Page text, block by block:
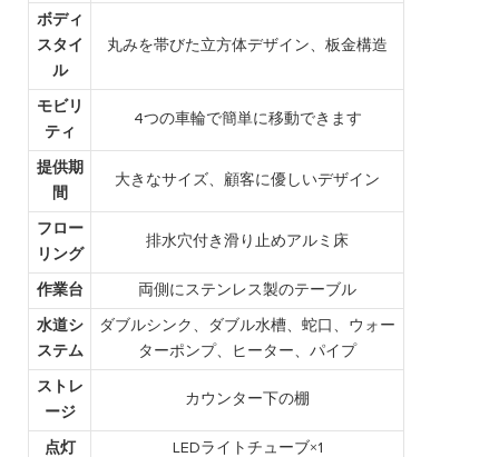
ボディ
スタイ
ル
丸みを帯びた立方体デザイン、板金構造
モビリ
ティ
4つの車輪で簡単に移動できます
提供期
間
大きなサイズ、顧客に優しいデザイン
フロー
リング
排水穴付き滑り止めアルミ床
作業台 両側にステンレス製のテーブル
水道シ
ステム
ダブルシンク、ダブル水槽、蛇口、ウォー
ターポンプ、ヒーター、パイプ
ストレ
ージ
カウンター下の棚
点灯 LEDライトチューブ×1